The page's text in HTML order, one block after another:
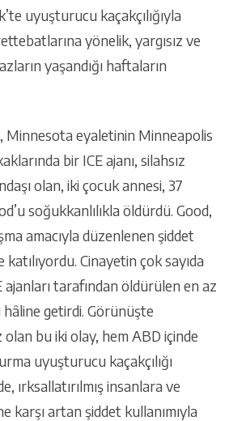
uyuşturucu kaçakçılığıyla
yönelik, yargısız ve
yaşandığı haftaların
Minnesota eyaletinin Minneapolis
bir ICE ajanı, silahsız
olan, iki çocuk annesi, 37
soğukkanlılıkla öldürdü. Good,
amacıyla düzenlenen şiddet
Cinayetin çok sayıda
ajanları tarafından öldürülen en az
hâline getirdi. Görünüşte
olan bu iki olay, hem ABD içinde
uyuşturucu kaçakçılığı
ırksallatırılmış insanlara ve
karşı artan şiddet kullanımıyla